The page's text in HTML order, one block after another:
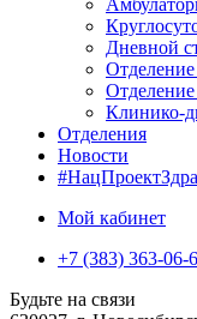
Дневной
Клинико-
Отделения
Новости
Мой кабинет
+7 (383) 363-06-
Будьте на связи